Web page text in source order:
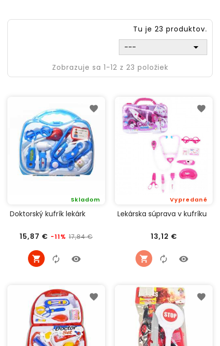
Tu je 23 produktov.
---

Zobrazuje sa 1-12 z 23 položiek
Doktorský kufrík lekárk
15,87 € Bežná
-11% 17,84 €
Skladom
Cena
Lekárska súprava v kufríku
13,12 €
Vypredané
Cena